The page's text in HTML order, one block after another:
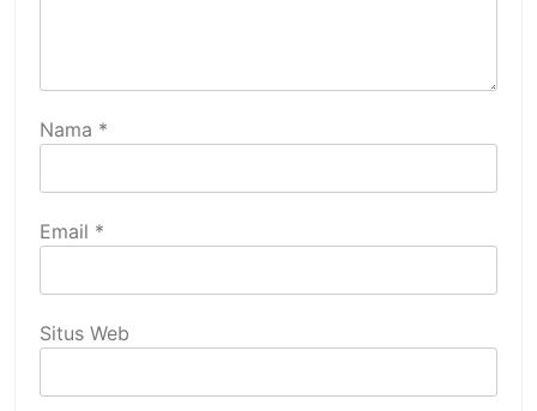
Nama *
Email *
Situs Web